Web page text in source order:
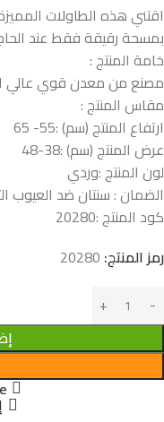
اقتني هذه الطاولات
بمسحة رقيقة فقط عند
خامة المنتج :
مصنع من معدن قوي عالي
مقاس المنتج :
ارتفاع المنتج (سم) :55- 65
عرض المنتج (سم) :38-48
لون المنتج :وردي
الضمان : سنتان ضد العيوب
كود المنتج :20280
رمز المنتج: 20280